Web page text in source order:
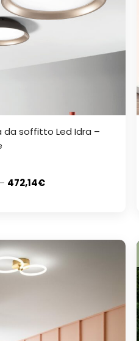
da soffitto Led Idra –
– 472,14€